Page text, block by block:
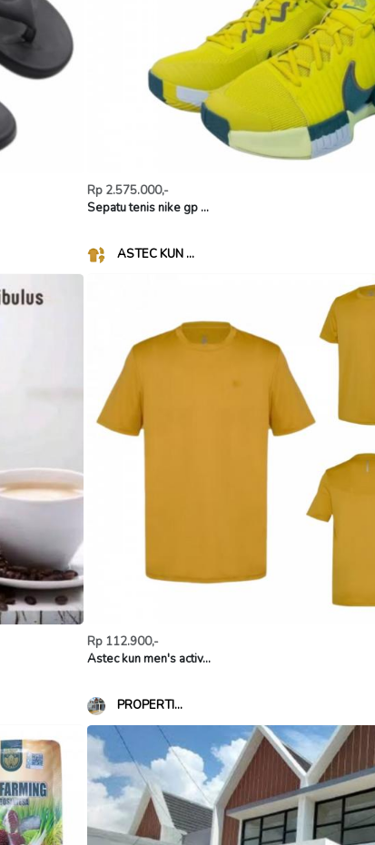
Rp 2.575.000,-
Sepatu tenis nike gp ...
ASTEC KUN ...
Rp 112.900,-
Astec kun men's activ...
PROPERTI...